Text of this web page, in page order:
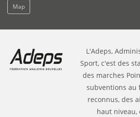
Map
L'Adeps,
Sport, c'est des
des marches
subventions au
reconnus, des
haut niveau,